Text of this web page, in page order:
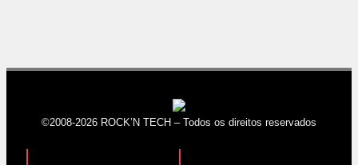
©2008-2026 ROCK’N TECH – Todos os direitos reservados